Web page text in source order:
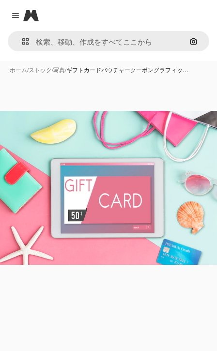
Close menu
Magnific
画像で
ホーム/ストック/写真/ギフトカードバウチャークーポングラフィッ…